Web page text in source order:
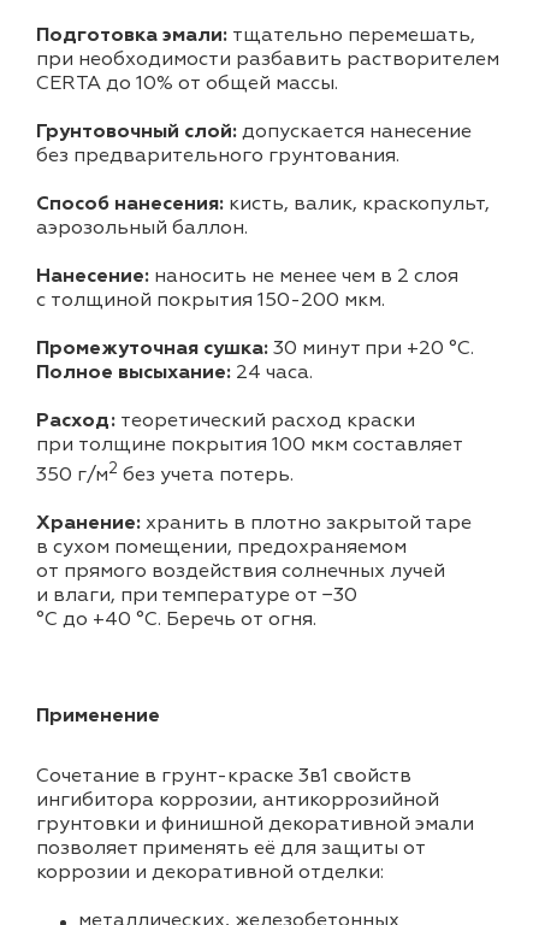
Подготовка эмали: тщательно перемешать,
при необходимости разбавить растворителем
CERTA до 10% от общей массы.
Грунтовочный слой: допускается нанесение
без предварительного грунтования.
Способ нанесения: кисть, валик, краскопульт,
аэрозольный баллон.
Нанесение: наносить не менее чем в 2 слоя
с толщиной покрытия 150-200 мкм.
Промежуточная сушка: 30 минут при +20 °С.
Полное высыхание: 24 часа.
Расход: теоретический расход краски
при толщине покрытия 100 мкм составляет
350 г/м2 без учета потерь.
Хранение: хранить в плотно закрытой таре
в сухом помещении, предохраняемом
от прямого воздействия солнечных лучей
и влаги, при температуре от −30
°С до +40 °С. Беречь от огня.
Применение
Сочетание в грунт-краске 3в1 свойств
ингибитора коррозии, антикоррозийной
грунтовки и финишной декоративной эмали
позволяет применять её для защиты от
коррозии и декоративной отделки: